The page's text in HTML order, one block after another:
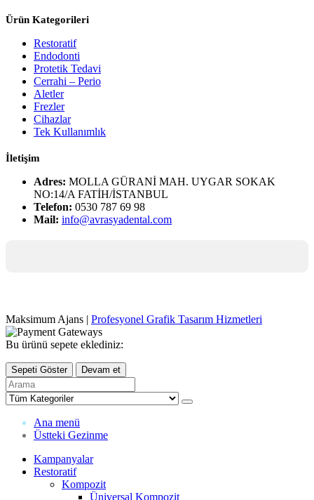
Ürün Kategorileri
Restoratif
Endodonti
Protetik Tedavi
Cerrahi – Perio
Aletler
Frezler
Cihazlar
Tek Kullanımlık
İletişim
Adres: MOLLA GÜRANİ MAH. UYGAR SOKAK
NO:14/A FATİH/İSTANBUL
Telefon: 0530 787 69 98
Mail: info@avrasyadental.com
Maksimum Ajans | Profesyonel Grafik Tasarım Hizmetleri
Bu ürünü sepete eklediniz:
Sepeti Göster Devam et
Ana menü
Üstteki Gezinme
Kampanyalar
Restoratif
Kompozit
Üniversal Kompozit